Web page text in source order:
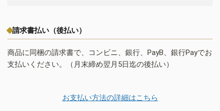
請求書払い（後払い）
商品に同梱の請求書で、コンビニ、銀行、PayB、銀行Payでお
支払いください。（月末締め翌月5日迄の後払い）
お支払い方法の詳細はこちら